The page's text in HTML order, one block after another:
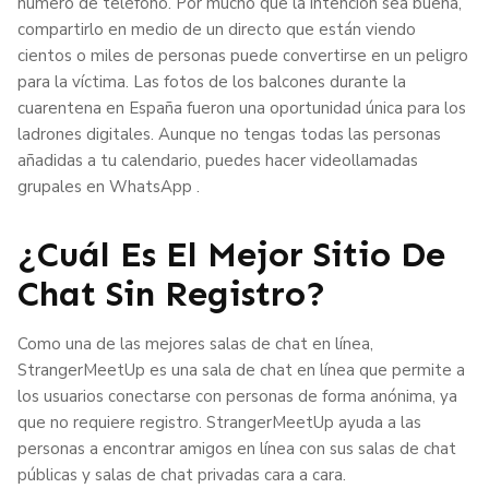
compartirlo en medio de un directo que están viendo
cientos o miles de personas puede convertirse en un peligro
para la víctima. Las fotos de los balcones durante la
cuarentena en España fueron una oportunidad única para los
ladrones digitales. Aunque no tengas todas las personas
añadidas a tu calendario, puedes hacer videollamadas
grupales en WhatsApp .
¿Cuál Es El Mejor Sitio De
Chat Sin Registro?
Como una de las mejores salas de chat en línea,
StrangerMeetUp es una sala de chat en línea que permite a
los usuarios conectarse con personas de forma anónima, ya
que no requiere registro. StrangerMeetUp ayuda a las
personas a encontrar amigos en línea con sus salas de chat
públicas y salas de chat privadas cara a cara.